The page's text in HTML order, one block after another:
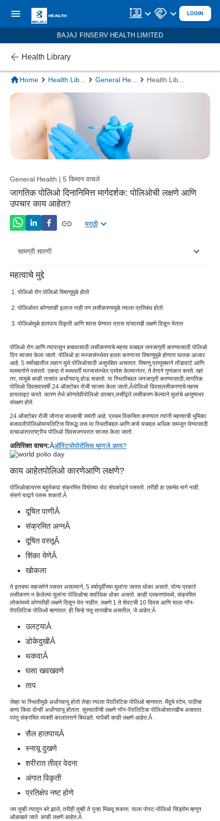
LOGIN
BAJAJ FINSERV HEALTH LIMITED
Health Library
Home Health Lib General He Health Lib
General Health | 5 किमान वाचले
जागतिक पोलिओ दिनानिमित्त मार्गदर्शक: पोलिओची लक्षणे आणि
उपचार काय आहेत?
मराठी
सामग्री सारणी
काय आहेतपोलिओ कारणेआणि लक्षणे?
महत्वाचे मुद्दे
पोलिओ रोग पोलिओ विषाणूमुळे होतो
पोलिओवर कोणताही इलाज नाही पण लसीकरणामुळे त्याला प्रतिबंध होतो
पोलिओमुळे हातपाय विकृती आणि श्वास घेण्यात त्रास यांसारखी लक्षणे दिसून येतात
पोलिओ रोग आणि त्यापासून बचावासाठी लसीकरणाचे महत्त्व याबद्दल जनजागृती करण्यासाठी पोलिओ
दिन साजरा केला जातो. पोलिओ हा मज्जासंस्थेवर हल्ला करणाऱ्या विषाणूमुळे होणारा घातक आजार
आहे. 5 वर्षांखालील लहान मुले पोलिओसाठी असुरक्षित असतात. विषाणू प्रामुख्याने तोंडावाटे आणि
मलमार्गाने पसरतो. एकदा ते मध्यवर्ती मज्जासंस्थेत प्रवेश केल्यानंतर, ते वेगाने गुणाकार करते. खरं
तर, यामुळे काही तासांत अर्धांगवायू होऊ शकतो. या स्थितीबद्दल जनजागृती करण्यासाठी,जागतिक
पोलिओ दिवसदरवर्षी 24 ऑक्टोबर रोजी साजरा केला जातो.Âपोलिओ दिवसलसीकरणाचे महत्त्व
हायलाइट करते. कारण तेथे कोणतेहीपोलिओ उपचार,लसींद्वारे लसीकरण केल्याने मुलांचे आयुष्यभर
संरक्षण होते.
24 ऑक्टोबर रोजी जोनास साल्कची जयंती आहे. प्रथम विकसित करण्यात त्यांनी महत्त्वाची भूमिका
बजावलीपोलिओमायलिटिस विरूद्ध लस.या स्थितीबद्दल आणि कसे याबद्दल अधिक समजून घेण्यासाठी
वाचाआंतरराष्ट्रीय पोलिओ दिवसजगभरात साजरा केला जातो.
अतिरिक्त वाचन:Âऑस्टियोपोरोसिस म्हणजे काय?
काय आहेतपोलिओ कारणेआणि लक्षणे?
पोलिओव्हायरस बहुतेकदा संक्रमित विष्ठेच्या थेट संपर्काद्वारे पसरतो. तरीही हा एकमेव मार्ग नाही.
संसर्ग याद्वारे पसरू शकतो:Â
दूषित पाणीÂ
संक्रमित अन्नÂ
दूषित वस्तूÂ
शिंका येणेÂ
खोकला
ते इतक्या सहजतेने पसरत असल्याने, 5 वर्षापूर्वीच्या मुलांना जास्त धोका असतो. योग्य प्रकारे
लसीकरण न केलेल्या मुलांना पोलिओचा सर्वाधिक धोका असतो. काही प्रकरणांमध्ये, संक्रमित
लोकांमध्ये कोणतीही लक्षणे दिसून येत नाहीत. लक्षणे 1 ते शेवटची 10 दिवस आणि याला नॉन-
पॅरालिटिक पोलिओ म्हणतात. ही चिन्हे फ्लू सारखीच असतील, जे आहेत:Â
उलट्याÂ
डोकेदुखीÂ
थकवाÂ
घसा खवखवणे
ताप
जेव्हा या स्थितीमुळे अर्धांगवायू होतो तेव्हा त्याला पॅरालिटिक पोलिओ म्हणतात. मेंदूचे स्टेम, पाठीचा
कणा किंवा दोन्ही अर्धांगवायू होतात. सुरुवातीची लक्षणे नॉन-पॅरालिटिक पोलिओसारखीच असतात.
परंतु संक्रमित व्यक्ती कालांतराने बिघडते. यापैकी काही लक्षणे आहेत:Â
सैल हातपायÂ
स्नायू दुखणे
शरीरात तीव्र वेदना
अंगात विकृती
प्रतिक्षेप नष्ट होणे
जर तुम्ही त्यातून बरे झाले, तरीही तुम्ही ते पुन्हा मिळवू शकता. याला पोस्ट-पोलिओ सिंड्रोम म्हणून
ओळखले जाते. काही लक्षणे आहेत:Â